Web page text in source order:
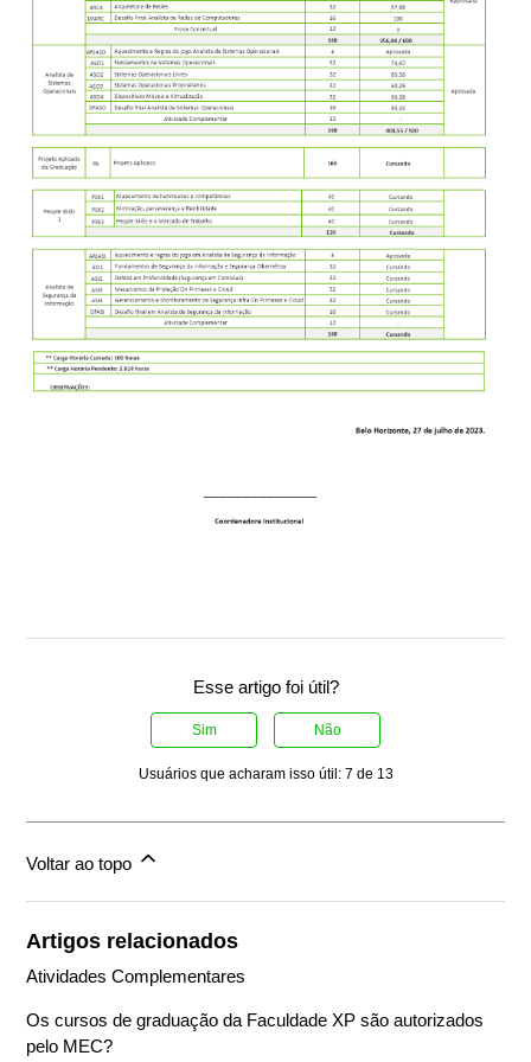
Esse artigo foi útil?
Sim Não
Usuários que acharam isso útil: 7 de 13
Voltar ao topo
Artigos relacionados
Atividades Complementares
Os cursos de graduação da Faculdade XP são autorizados
pelo MEC?